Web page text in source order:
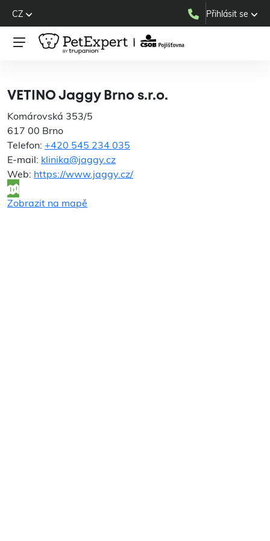
CZ Přihlásit se
VETINO Jaggy Brno s.r.o.
Komárovská 353/5
617 00 Brno
Telefon: +420 545 234 035
E-mail: klinika@jaggy.cz
Web: https://www.jaggy.cz/
Zobrazit na mapě